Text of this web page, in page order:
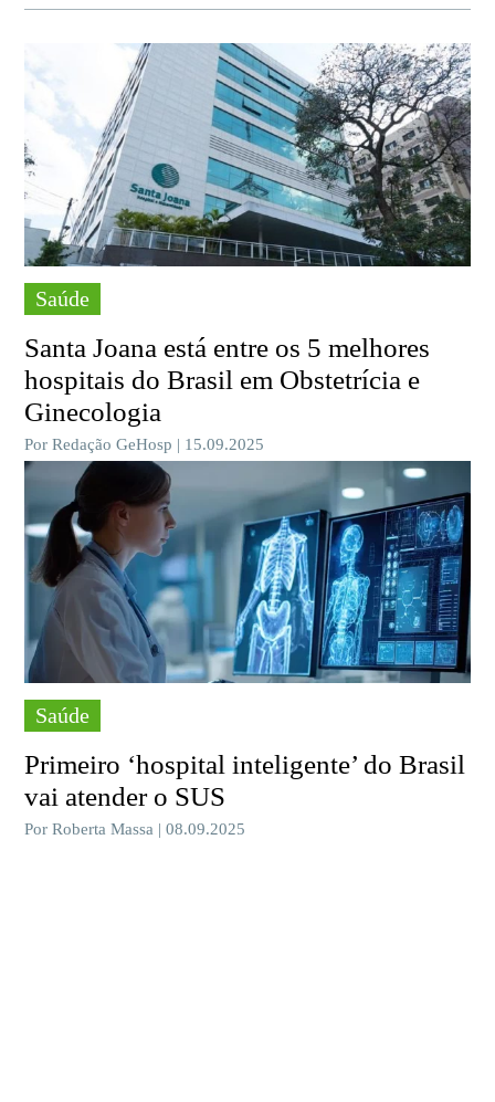
Saúde
Santa Joana está entre os 5 melhores
hospitais do Brasil em Obstetrícia e
Ginecologia
Por Redação GeHosp | 15.09.2025
Saúde
Primeiro ‘hospital inteligente’ do Brasil
vai atender o SUS
Por Roberta Massa | 08.09.2025